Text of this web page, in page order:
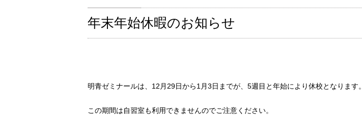
年末年始休暇のお知らせ
明青ゼミナールは、12月29日から1月3日までが、5週目と年始により休校となります。
この期間は自習室も利用できませんのでご注意ください。